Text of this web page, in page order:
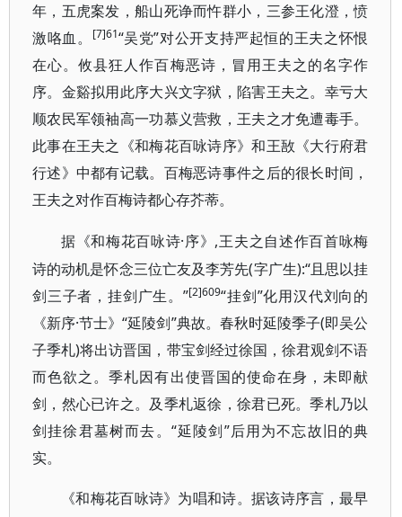
年，五虎案发，船山死诤而忤群小，三参王化澄，愤
激咯血。
[7]61“吴党”对公开支持严起恒的王夫之怀恨
在心。攸县狂人作百梅恶诗，冒用王夫之的名字作
序。金谿拟用此序大兴文字狱，陷害王夫之。幸亏大
顺农民军领袖高一功慕义营救，王夫之才免遭毒手。
此事在王夫之《和梅花百咏诗序》和王敔《大行府君
行述》中都有记载。百梅恶诗事件之后的很长时间，
王夫之对作百梅诗都心存芥蒂。
据《和梅花百咏诗·序》,王夫之自述作百首咏梅
诗的动机是怀念三位亡友及李芳先(字广生):“且思以挂
剑三子者，挂剑广生。”[2]609“挂剑”化用汉代刘向的
《新序·节士》“延陵剑”典故。春秋时延陵季子(即吴公
子季札)将出访晋国，带宝剑经过徐国，徐君观剑不语
而色欲之。季札因有出使晋国的使命在身，未即献
剑，然心已许之。及季札返徐，徐君已死。季札乃以
剑挂徐君墓树而去。“延陵剑”后用为不忘故旧的典
实。
《和梅花百咏诗》为唱和诗。据该诗序言，最早